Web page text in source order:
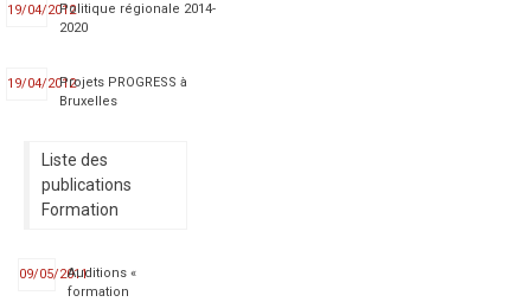
19/04/2012Politique régionale 2014-
2020
19/04/2012Projets PROGRESS à
Bruxelles
Liste des
publications
Formation
09/05/2011Auditions «
formation